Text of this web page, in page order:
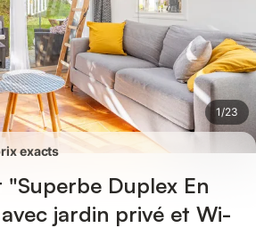
1/23
exacts
Duplex En
jardin privé et Wi-